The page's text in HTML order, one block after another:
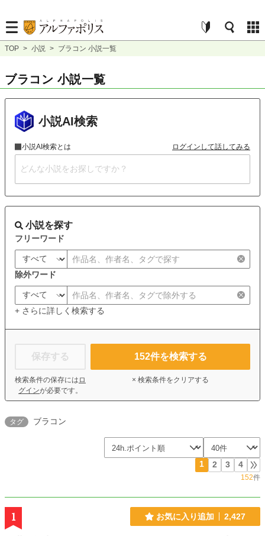
TOP > 小説 > ブラコン 小説一覧
ブラコン 小説一覧
小説AI検索
小説AI検索とは ログインして話してみる
小説を探す
フリーワード
除外ワード
+ さらに詳しく検索する
保存する
検索条件の保存には ロ
グインが必要です。
152件を検索する
× 検索条件をクリアする
タグ ブラコン
1 2 3 4
152件
1 お気に入り追加 2,427